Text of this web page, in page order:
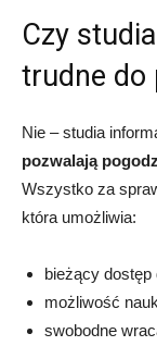
Czy
trudne do
Nie – studia
pozwalają
Wszystko za
która umożliwia:
bieżący dostęp
możliwość
swobodne